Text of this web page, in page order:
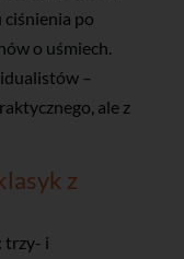
ciśnienia po
o uśmiech.
–
ale z
z
trzy- i